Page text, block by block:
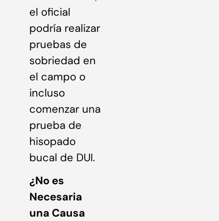
el oficial
podría realizar
pruebas de
sobriedad en
el campo o
incluso
comenzar una
prueba de
hisopado
bucal de DUI.
¿No es
Necesaria
una Causa